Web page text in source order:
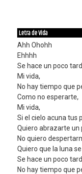
Letra de Vida
Ahh Ohohh
Ehhhh
Se hace un poco
Mi vida,
No hay tiempo que
Como no esperarte,
Mi vida,
Si el cielo acuna tus
Quiero abrazarte un
No quiero
Quiero que la luna
Se hace un poco
No hay tiempo que